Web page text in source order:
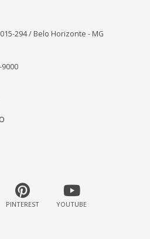
294/ Belo Horizonte - MG
9000
PINTEREST YOUTUBE